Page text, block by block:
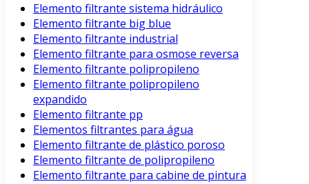
Elemento filtrante sistema hidráulico
Elemento filtrante big blue
Elemento filtrante industrial
Elemento filtrante para osmose reversa
Elemento filtrante polipropileno
Elemento filtrante polipropileno
expandido
Elemento filtrante pp
Elementos filtrantes para água
Elemento filtrante de plástico poroso
Elemento filtrante de polipropileno
Elemento filtrante para cabine de pintura